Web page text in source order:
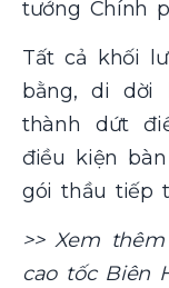
tướng Chính
Tất cả khối
bằng, di dời
thành dứt
điều kiện
gói thầu tiếp
>> Xem
cao tốc Biên